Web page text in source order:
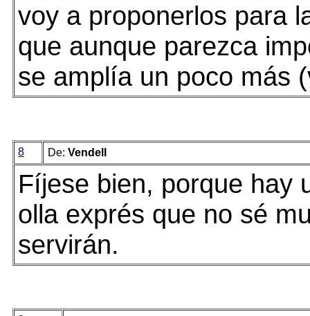
voy a proponerlos para
que aunque parezca
se amplía un poco más
8 De: Vendell
Fíjese bien, porque hay
olla exprés que no sé
servirán.